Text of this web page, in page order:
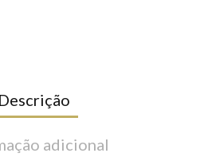
Descrição
adicional